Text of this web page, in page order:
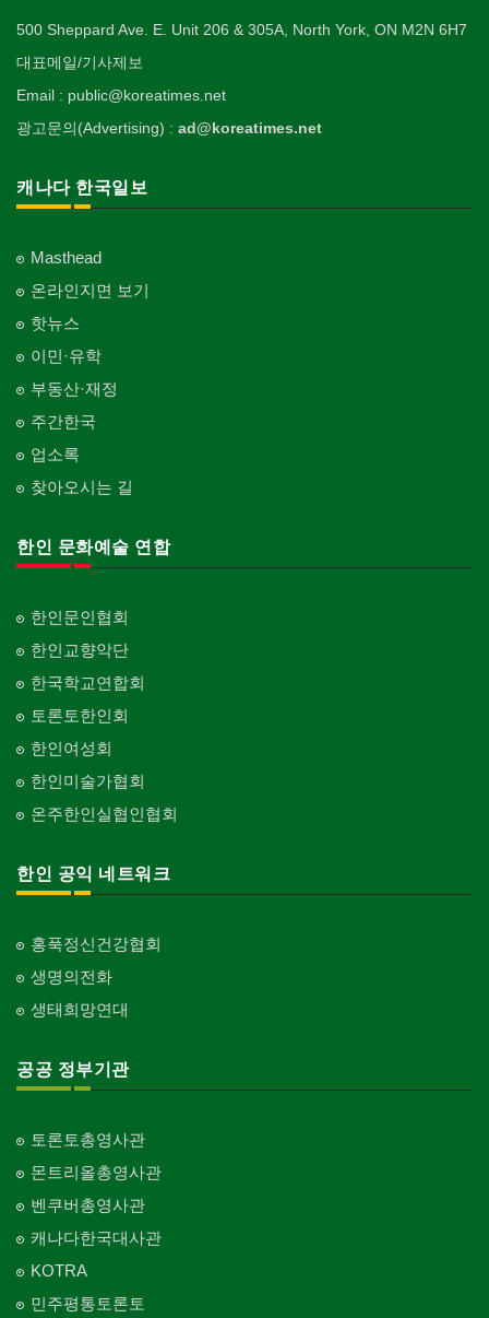
500 Sheppard Ave. E. Unit 206 & 305A, North York, ON M2N 6H7
대표메일/기사제보
Email : public@koreatimes.net
광고문의(Advertising) : ad@koreatimes.net
캐나다 한국일보
Masthead
온라인지면 보기
핫뉴스
이민·유학
부동산·재정
주간한국
업소록
찾아오시는 길
한인 문화예술 연합
한인문인협회
한인교향악단
한국학교연합회
토론토한인회
한인여성회
한인미술가협회
온주한인실협인협회
한인 공익 네트워크
홍푹정신건강협회
생명의전화
생태희망연대
공공 정부기관
토론토총영사관
몬트리올총영사관
벤쿠버총영사관
캐나다한국대사관
KOTRA
민주평통토론토